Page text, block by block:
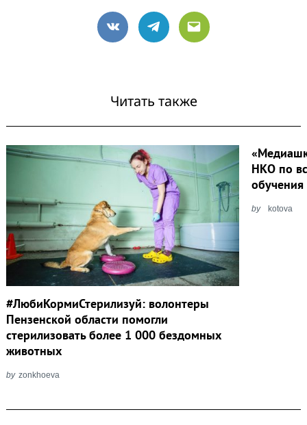
VK Telegram
Email
Читать также
#ЛюбиКормиСтерилизуй: волонтеры
Пензенской области помогли
стерилизовать более 1 000 бездомных
животных
by zonkhoeva
НКО по
обучения
by kotova